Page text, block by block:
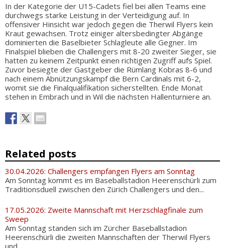
In der Kategorie der U15-Cadets fiel bei allen Teams eine
durchwegs starke Leistung in der Verteidigung auf. In
offensiver Hinsicht war jedoch gegen die Therwil Flyers kein
Kraut gewachsen. Trotz einiger altersbedingter Abgänge
dominierten die Baselbieter Schlagleute alle Gegner. Im
Finalspiel blieben die Challengers mit 8-20 zweiter Sieger, sie
hatten zu keinem Zeitpunkt einen richtigen Zugriff aufs Spiel.
Zuvor besiegte der Gastgeber die Rümlang Kobras 8-6 und
nach einem Abnützungskampf die Bern Cardinals mit 6-2,
womit sie die Finalqualifikation sicherstellten. Ende Monat
stehen in Embrach und in Wil die nächsten Hallenturniere an.
Related posts
30.04.2026: Challengers empfangen Flyers am Sonntag
Am Sonntag kommt es im Baseballstadion Heerenschürli zum
Traditionsduell zwischen den Zürich Challengers und den...
17.05.2026: Zweite Mannschaft mit Herzschlagfinale zum
Sweep
Am Sonntag standen sich im Zürcher Baseballstadion
Heerenschürli die zweiten Mannschaften der Therwil Flyers
und...